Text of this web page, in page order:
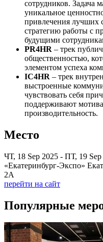
сотрудников. Задача
уникальное
привлечения лучших
стратегию работы с
будущими
PR4HR – трек
общественностью,
элементом успеха
IC4HR – трек
выстроенные
чувствовать себя
поддерживают
производительность.
Место
ЧТ, 18 Sep 2025 - ПТ, 19 Sep
«Екатеринбург-Экспо»
2А
перейти на сайт
Популярные